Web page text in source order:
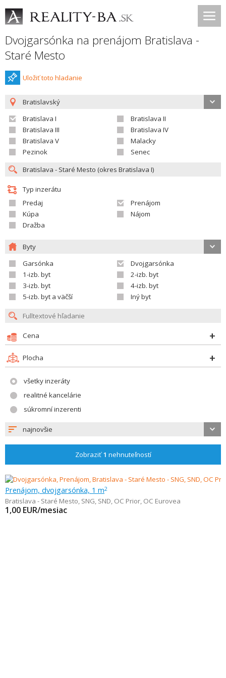
Dvojgarsónka na prenájom Bratislava -
Staré Mesto
Uložiť toto hladanie
Bratislavský
Bratislava I
Bratislava II
Bratislava III
Bratislava IV
Bratislava V
Malacky
Pezinok
Senec
Typ inzerátu
Predaj
Prenájom
Kúpa
Nájom
Dražba
Byty
Garsónka
Dvojgarsónka
1-izb. byt
2-izb. byt
3-izb. byt
4-izb. byt
5-izb. byt a väčší
Iný byt
Cena
Plocha
všetky inzeráty
realitné kancelárie
súkromní inzerenti
najnovšie
Zobraziť1 nehnuteľností
Prenájom, dvojgarsónka, 1 m2
Bratislava - Staré Mesto, SNG, SND, OC Prior, OC Eurovea
1,00 EUR/mesiac